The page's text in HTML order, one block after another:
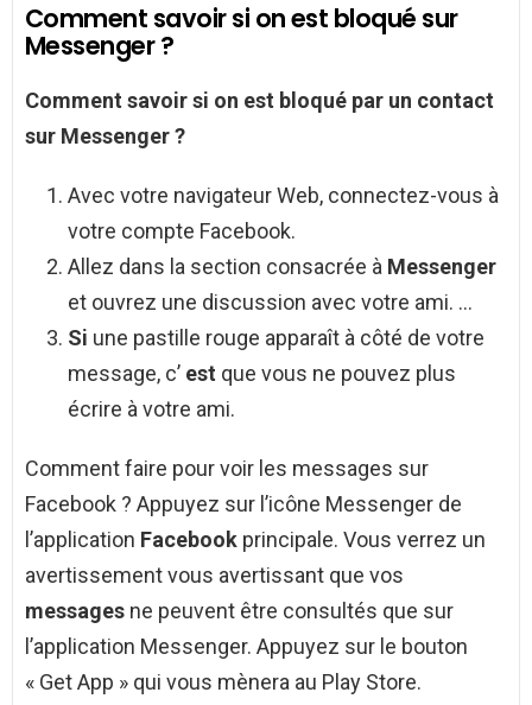
Comment savoir si on est bloqué sur
Messenger ?
Comment savoir si on est bloqué par un contact
sur Messenger?
Avec votre navigateur Web, connectez-vous à
votre compte Facebook.
Allez dans la section consacrée à Messenger
et ouvrez une discussion avec votre ami. …
Si une pastille rouge apparaît à côté de votre
message, c’ est que vous ne pouvez plus
écrire à votre ami.
Comment faire pour voir les messages sur
Facebook ? Appuyez sur l’icône Messenger de
l’application Facebook principale. Vous verrez un
avertissement vous avertissant que vos
messages ne peuvent être consultés que sur
l’application Messenger. Appuyez sur le bouton
« Get App » qui vous mènera au Play Store.